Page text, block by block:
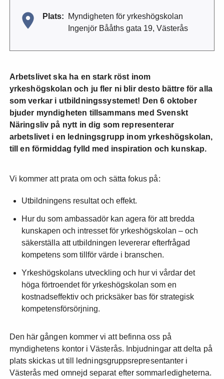
Plats:
Myndigheten för yrkeshögskolan
Ingenjör Bååths gata 19, Västerås
Arbetslivet ska ha en stark röst inom
yrkeshögskolan och ju fler ni blir desto bättre för alla
som verkar i utbildningssystemet! Den 6 oktober
bjuder myndigheten tillsammans med Svenskt
Näringsliv på nytt in dig som representerar
arbetslivet i en ledningsgrupp inom yrkeshögskolan,
till en förmiddag fylld med inspiration och kunskap.
Vi kommer att prata om och sätta fokus på:
Utbildningens resultat och effekt.
Hur du som ambassadör kan agera för att bredda
kunskapen och intresset för yrkeshögskolan – och
säkerställa att utbildningen levererar efterfrågad
kompetens som tillför värde i branschen.
Yrkeshögskolans utveckling och hur vi vårdar det
höga förtroendet för yrkeshögskolan som en
kostnadseffektiv och pricksäker bas för strategisk
kompetensförsörjning.
Den här gången kommer vi att befinna oss på
myndighetens kontor i Västerås. Inbjudningar att delta på
plats skickas ut till ledningsgruppsrepresentanter i
Västerås med omnejd separat efter sommarledigheterna.